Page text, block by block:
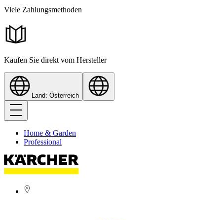
Viele Zahlungsmethoden
Kaufen Sie direkt vom Hersteller
Land: Österreich
Home & Garden
Professional